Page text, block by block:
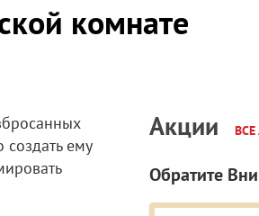
комнате
ему
Акции
Обратите